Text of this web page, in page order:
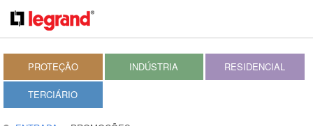
PROTEÇÃO INDÚSTRIA RESIDENCIAL
TERCIÁRIO